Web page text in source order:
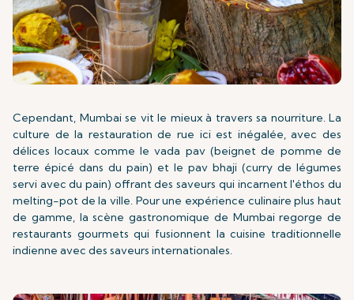
Cependant, Mumbai se vit le mieux à travers sa nourriture. La
culture de la restauration de rue ici est inégalée, avec des
délices locaux comme le vada pav (beignet de pomme de
terre épicé dans du pain) et le pav bhaji (curry de légumes
servi avec du pain) offrant des saveurs qui incarnent l'éthos du
melting-pot de la ville. Pour une expérience culinaire plus haut
de gamme, la scène gastronomique de Mumbai regorge de
restaurants gourmets qui fusionnent la cuisine traditionnelle
indienne avec des saveurs internationales.